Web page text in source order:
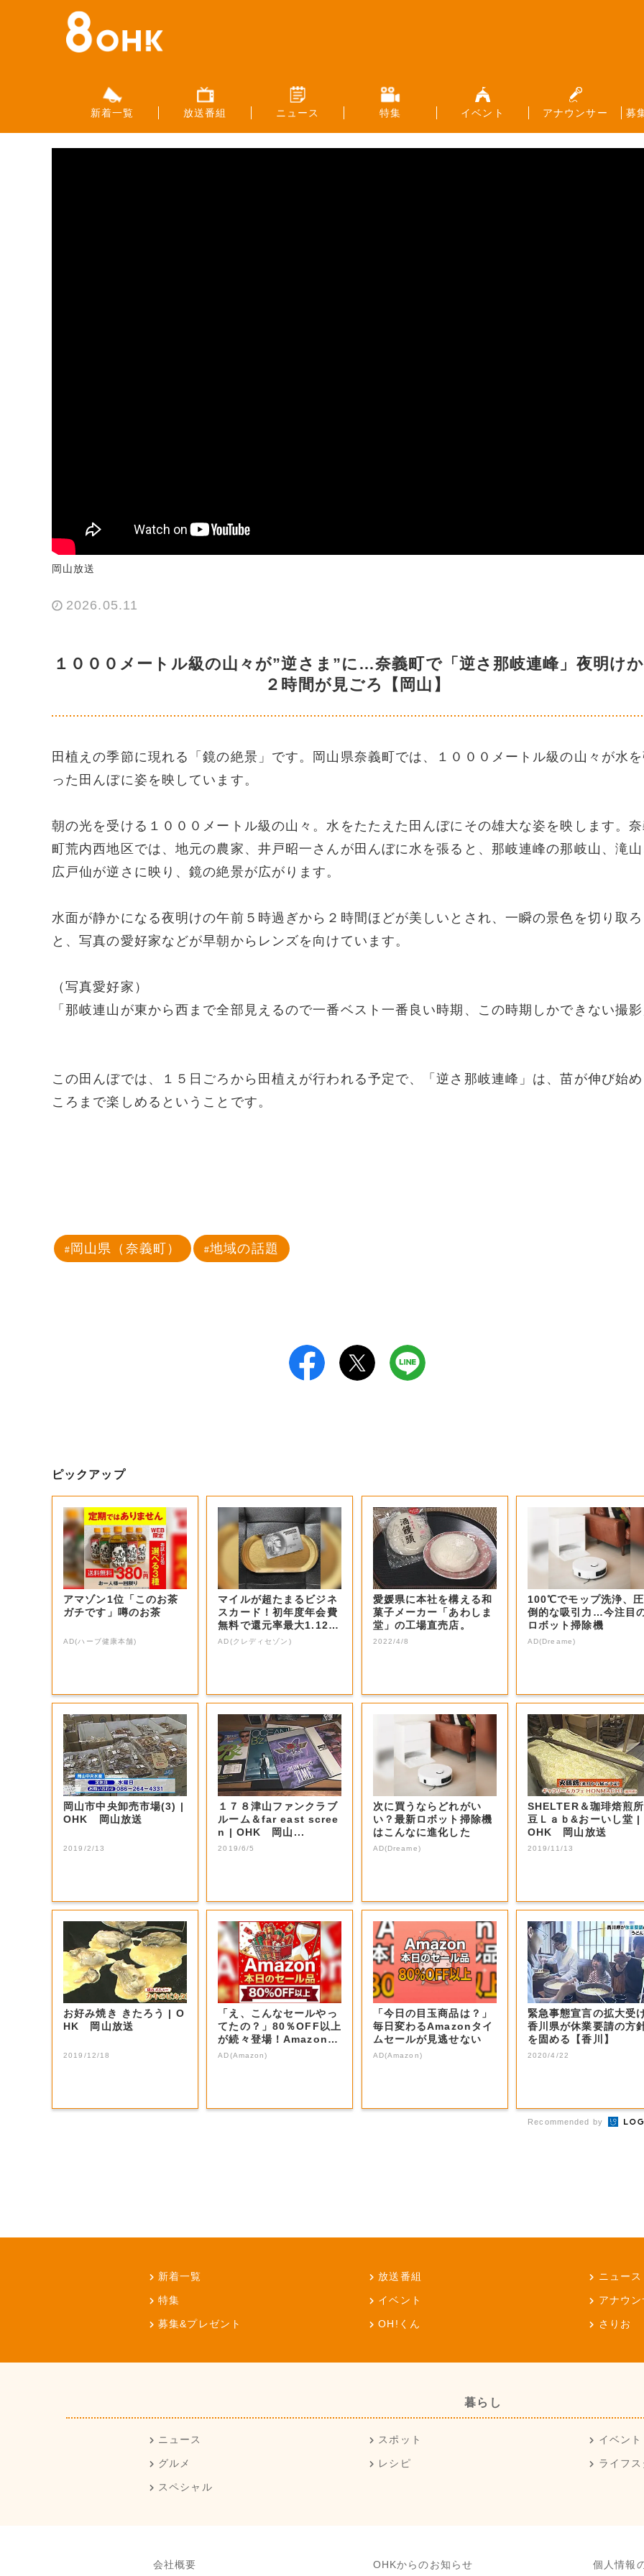
新着一覧 放送番組 ニュース 特集 イベント アナウンサー 募
岡山放送
2026.05.11
１０００メートル級の山々が”逆さま”に…奈義町で「逆さ那岐連峰」夜明け
２時間が見ごろ【岡山】
田植えの季節に現れる「鏡の絶景」です。岡山県奈義町では、１０００メートル級の山々が水
った田んぼに姿を映しています。
朝の光を受ける１０００メートル級の山々。水をたたえた田んぼにその雄大な姿を映します。
町荒内西地区では、地元の農家、井戸昭一さんが田んぼに水を張ると、那岐連峰の那岐山、滝
広戸仙が逆さに映り、鏡の絶景が広がります。
水面が静かになる夜明けの午前５時過ぎから２時間ほどが美しいとされ、一瞬の景色を切り取
と、写真の愛好家などが早朝からレンズを向けています。
（写真愛好家）
「那岐連山が東から西まで全部見えるので一番ベスト一番良い時期、この時期しかできない撮
この田んぼでは、１５日ごろから田植えが行われる予定で、「逆さ那岐連峰」は、苗が伸び始
ころまで楽しめるということです。
岡山県（奈義町） 地域の話題
ピックアップ
アマゾン1位「このお茶
ガチです」噂のお茶
AD(ハーブ健康本舗)
マイルが超たまるビジネ
スカード！初年度年会費
無料で還元率最大1.12
5%
AD(クレディセゾン)
愛媛県に本社を構える和
菓子メーカー「あわしま
堂」の工場直売店。
2022/4/8
100℃でモップ洗浄、圧
倒的な吸引力…今注目
ロボット掃除機
AD(Dreame)
岡山市中央卸売市場(3) |
OHK 岡山放送
2019/2/13
１７８津山ファンクラブ
ルーム＆far east scree
n | OHK 岡山...
2019/6/5
次に買うならどれがい
い？最新ロボット掃除機
はこんなに進化した
AD(Dreame)
SHELTER＆珈琲焙煎所
豆Ｌａｂ&おーいし堂 |
OHK 岡山放送
2019/11/13
お好み焼き きたろう | O
HK 岡山放送
2019/12/18
「え、こんなセールやっ
てたの？」80％OFF以上
が続々登場！Amazonの
本気が...
AD(Amazon)
「今日の目玉商品は？」
毎日変わるAmazonタイ
ムセールが見逃せない
AD(Amazon)
緊急事態宣言の拡大受
香川県が休業要請の方
を固める【香川】
2020/4/22
Recommended by
新着一覧 放送番組 ニュース
特集 イベント アナウ
募集&プレゼント OH!くん さりお
暮らし
ニュース スポット イベント
グルメ レシピ ライフ
スペシャル
会社概要 OHKからのお知らせ 個人情報